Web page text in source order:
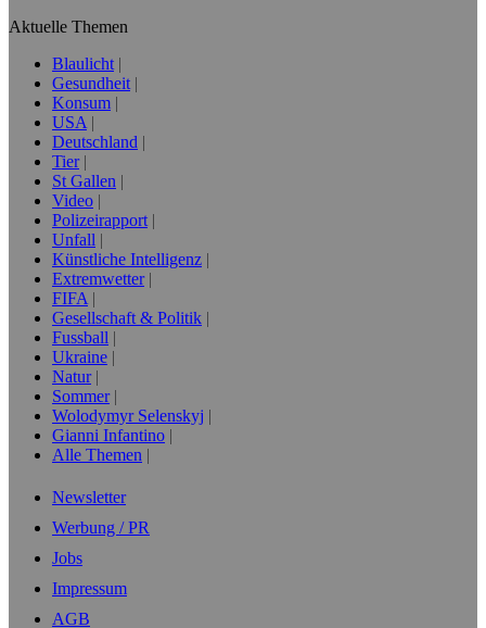
Aktuelle Themen
Blaulicht
Gesundheit
Konsum
USA
Deutschland
Tier
St Gallen
Video
Polizeirapport
Unfall
Künstliche Intelligenz
Extremwetter
FIFA
Gesellschaft & Politik
Fussball
Ukraine
Natur
Sommer
Wolodymyr Selenskyj
Gianni Infantino
Alle Themen
Newsletter
Werbung / PR
Jobs
Impressum
AGB